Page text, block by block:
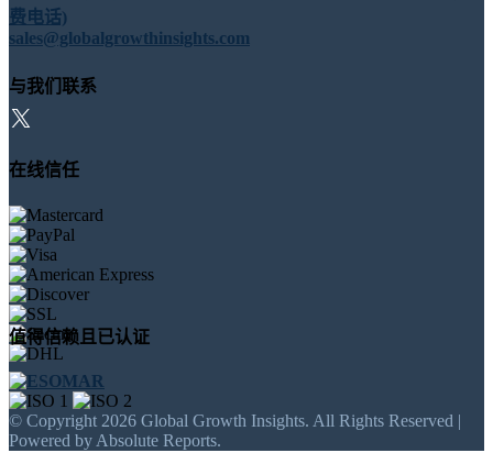
费电话)
sales@globalgrowthinsights.com
与我们联系
在线信任
值得信赖且已认证
© Copyright 2026 Global Growth Insights. All Rights Reserved |
Powered by Absolute Reports.